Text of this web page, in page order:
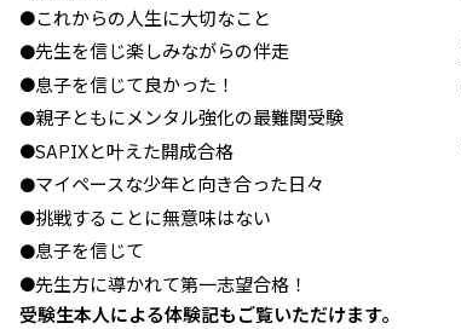
●これからの人生に大切なこと
●先生を信じ楽しみながらの伴走
●息子を信じて良かった！
●親子ともにメンタル強化の最難関受験
●SAPIXと叶えた開成合格
●マイペースな少年と向き合った日々
●挑戦することに無意味はない
●息子を信じて
●先生方に導かれて第一志望合格！
受験生本人による体験記もご覧いただけます。